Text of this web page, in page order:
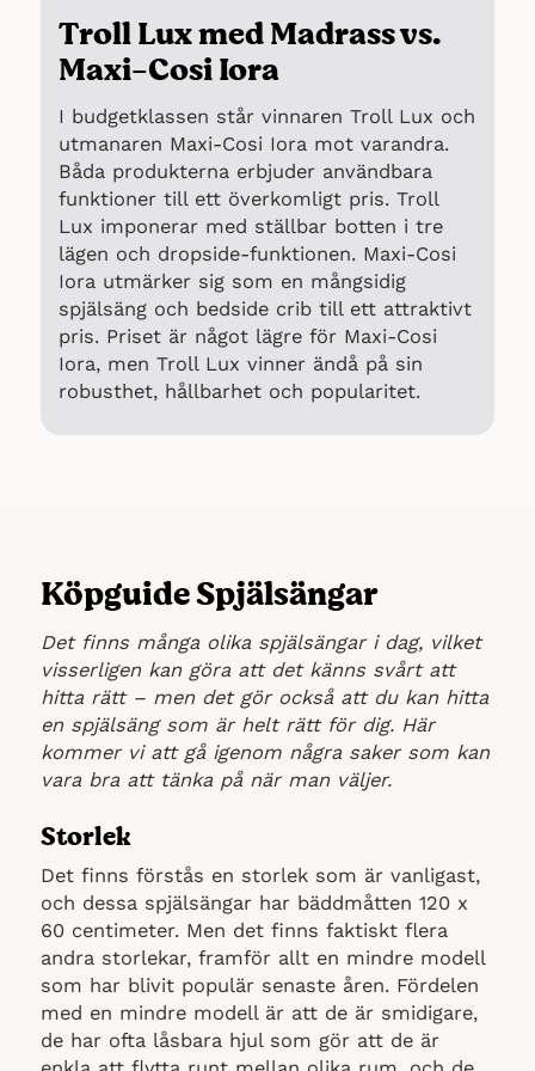
objektiv bild av spjälsängen har vi
hämtat cirka 50 recensioner från Maxi-
Cosi5.
Troll Lux med Madrass vs.
Maxi-Cosi Iora
I budgetklassen står vinnaren Troll Lux och
utmanaren Maxi-Cosi Iora mot varandra.
Båda produkterna erbjuder användbara
funktioner till ett överkomligt pris. Troll
Lux imponerar med ställbar botten i tre
lägen och dropside-funktionen. Maxi-Cosi
Iora utmärker sig som en mångsidig
spjälsäng och bedside crib till ett attraktivt
pris. Priset är något lägre för Maxi-Cosi
Iora, men Troll Lux vinner ändå på sin
robusthet, hållbarhet och popularitet.
Köpguide Spjälsängar
Det finns många olika spjälsängar i dag, vilket
visserligen kan göra att det känns svårt att
hitta rätt – men det gör också att du kan hitta
en spjälsäng som är helt rätt för dig. Här
kommer vi att gå igenom några saker som kan
vara bra att tänka på när man väljer.
Storlek
Det finns förstås en storlek som är vanligast,
och dessa spjälsängar har bäddmåtten 120 x
60 centimeter. Men det finns faktiskt flera
andra storlekar, framför allt en mindre modell
som har blivit populär senaste åren. Fördelen
med en mindre modell är att de är smidigare,
de har ofta låsbara hjul som gör att de är